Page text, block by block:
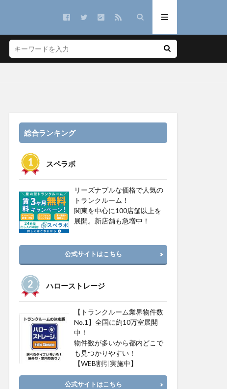
総合ランキング
スペラボ
リーズナブルな価格で人気の
トランクルーム！
関東を中心に100店舗以上を
展開。新店舗も急増中！
公式サイトはこちら
ハローストレージ
【トランクルーム業界物件数
No.1】全国に約10万室展開
中！
物件数が多いから都内どこで
も見つかりやすい！
【WEB割引実施中】
公式サイトはこちら